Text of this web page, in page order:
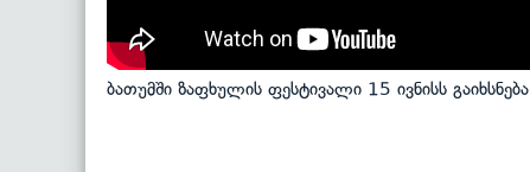
ბათუმში ზაფხულის ფესტივალი 15 ივნისს გაიხსნება